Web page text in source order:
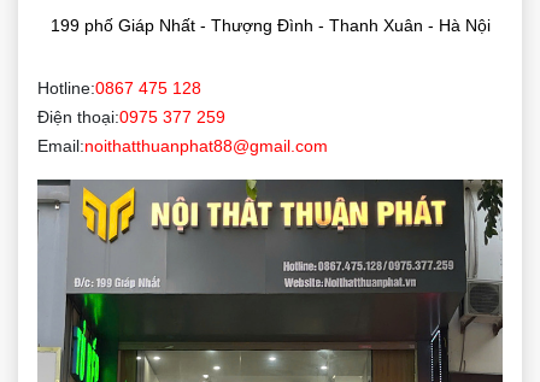
199 phố Giáp Nhất - Thượng Đình - Thanh Xuân - Hà Nội
Hotline:0867 475 128
Điện thoại:0975 377 259
Email:noithatthuanphat88@gmail.com